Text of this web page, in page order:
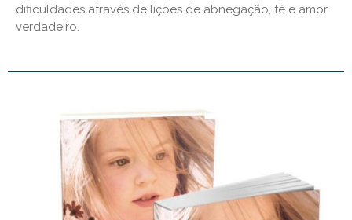
dificuldades através de lições de abnegação, fé e amor
verdadeiro.